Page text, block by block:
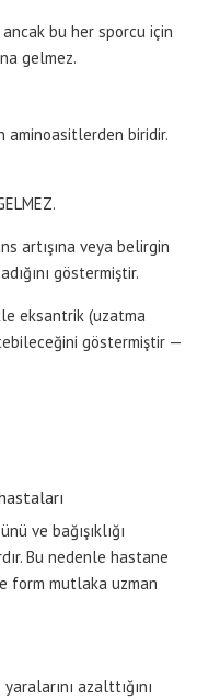
ancak bu her sporcu için
gelmez.
aminoasitlerden biridir.
artışına veya belirgin
göstermiştir.
eksantrik (uzatma
göstermiştir —
ve bağışıklığı
Bu nedenle hastane
form mutlaka uzman
azalttığını